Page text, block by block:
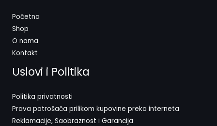
Početna
Shop
O nama
Kontakt
Uslovi i Politika
Politika privatnosti
Prava potrošača prilikom kupovine preko interneta
Reklamacije, Saobraznost i Garancija